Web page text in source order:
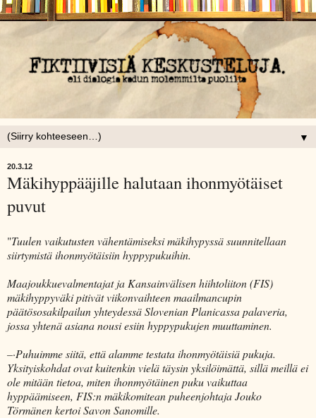
▼
20.3.12
Mäkihyppääjille halutaan ihonmyötäiset
puvut
"Tuulen vaikutusten vähentämiseksi mäkihypyssä suunnitellaan
siirtymistä ihonmyötäisiin hyppypukuihin.
Maajoukkuevalmentajat ja Kansainvälisen hiihtoliiton (FIS)
mäkihyppyväki pitivät viikonvaihteen maailmancupin
päätösosakilpailun yhteydessä Slovenian Planicassa palaveria,
jossa yhtenä asiana nousi esiin hyppypukujen muuttaminen.
–·Puhuimme siitä, että alamme testata ihonmyötäisiä pukuja.
Yksityiskohdat ovat kuitenkin vielä täysin yksilöimättä, sillä meillä ei
ole mitään tietoa, miten ihonmyötäinen puku vaikuttaa
hyppäämiseen, FIS:n mäkikomitean puheenjohtaja Jouko
Törmänen kertoi Savon Sanomille.